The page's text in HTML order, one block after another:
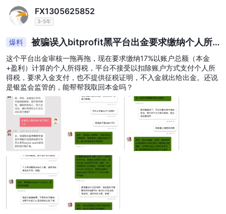
數據小部件的可自定義工作區來創建自己的交易畫布。該平
和接受者的現貨交易費用均為零。 BitProfit 還提供各種主要
貨幣對的期貨交易和槓桿。社交交易也可用，允許交易者從
成功的策略中學習並模仿盈利的交易者。此外，BitProfit 為
經驗豐富的交易者提供了強大的 API，可以針對私有功能和
附加選項進行定制。安全性和準確性也是重中之重，反洗錢
檢查可確保用戶地址不涉及洗錢活動。總體而言，BitProfit
為新手和有經驗的交易者提供全面的交易體驗，並提供一系
列旨在滿足他們需求的功能。
市場工具
BitProfit 提供各種旨在幫助交易者做出明智決策的市場工
具。這些工具包括加密市值、市場篩選器、技術分析、交叉
匯率和貨幣熱圖。加密市值通過根據市值對可用加密資產進
FX1305625852
3-5年
爆料
被骗误入bitprofit黑平台出金要求缴纳个人所
得税！！！
这个平台出金审核一拖再拖，现在要求缴纳17%以账户总额（本金
+盈利）计算的个人所得税，平台不接受以扣除账户方式支付个人所
得税，要求入金支付，也不提供征税证明，不入金就出给出金。还说
是银监会监管的，能帮帮我取回本金吗？